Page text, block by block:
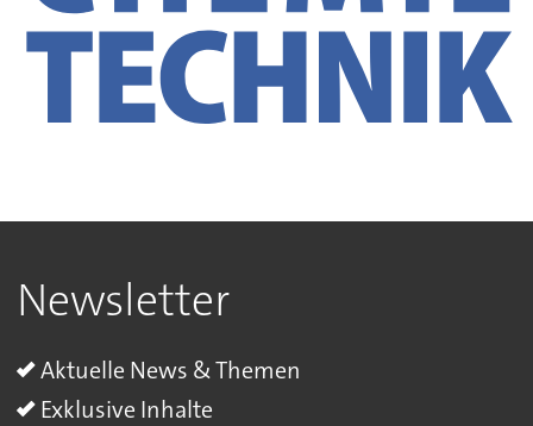
Newsletter
Aktuelle News & Themen
Exklusive Inhalte